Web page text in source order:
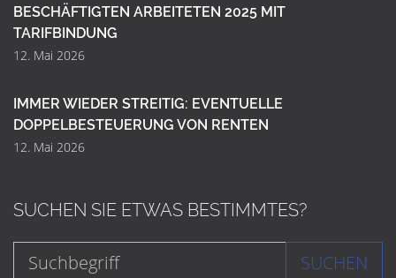
BESCHÄFTIGTEN ARBEITETEN 2025 MIT
TARIFBINDUNG
12. Mai 2026
IMMER WIEDER STREITIG: EVENTUELLE
DOPPELBESTEUERUNG VON RENTEN
12. Mai 2026
SUCHEN SIE ETWAS BESTIMMTES?
SUCHEN